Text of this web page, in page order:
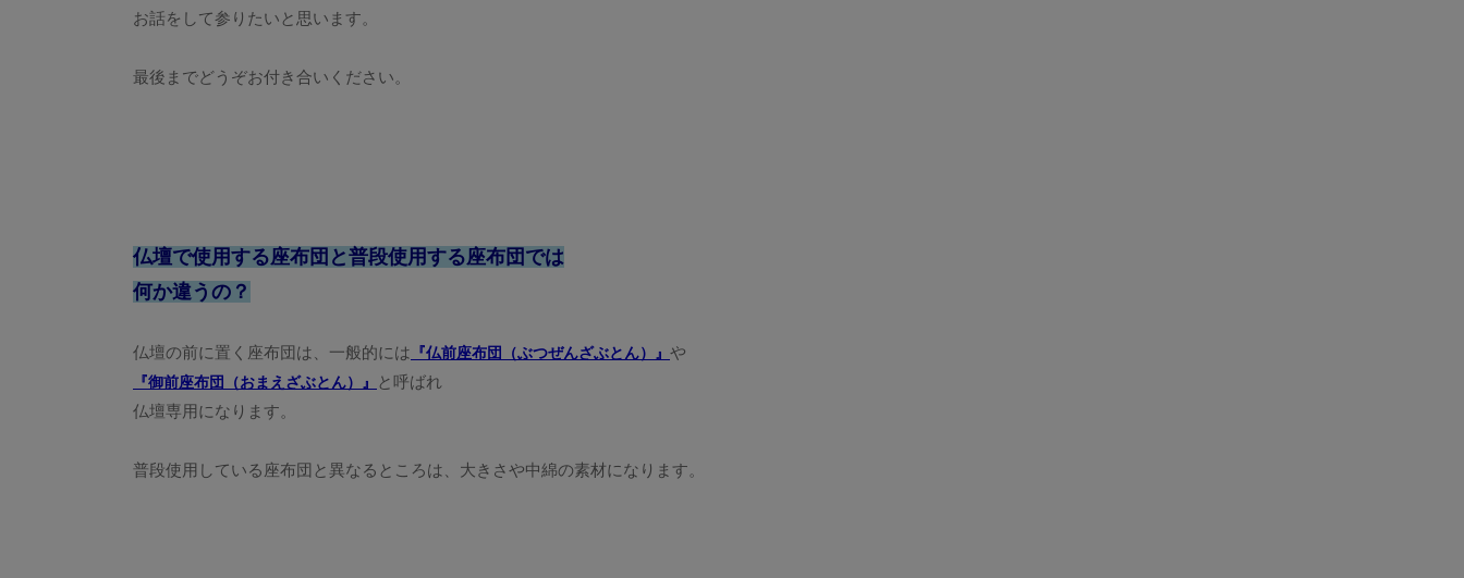
お話をして参りたいと思います。
最後までどうぞお付き合いください。
仏壇で使用する座布団と普段使用する座布団では
何か違うの？
仏壇の前に置く座布団は、一般的には 『仏前座布団（ぶつぜんざぶとん）』 や
『御前座布団（おまえざぶとん）』
と呼ばれ
仏壇専用になります。
普段使用している座布団と異なるところは、大きさや中綿の素材になります。